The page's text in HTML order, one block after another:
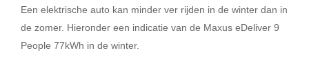
Een elektrische auto kan minder ver rijden in de winter dan in
de zomer. Hieronder een indicatie van de Maxus eDeliver 9
People 77kWh in de winter.